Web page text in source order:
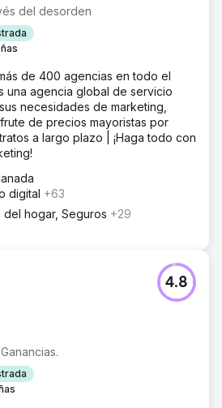
del desorden
de 400 agencias en todo el
una agencia global de servicio
necesidades de marketing,
de precios mayoristas por
a largo plazo | ¡Haga todo con
digital +63
hogar, Seguros +29
4.8